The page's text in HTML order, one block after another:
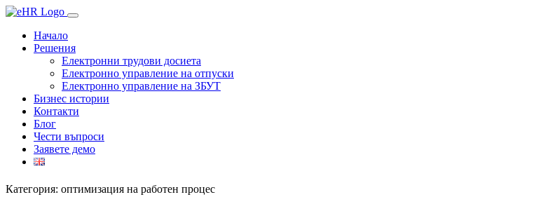
Начало
Решения
Електронни трудови досиета
Електронно управление на отпуски
Електронно управление на ЗБУТ
Бизнес истории
Контакти
Блог
Чести въпроси
Заявете демо
Категория: оптимизация на работен процес